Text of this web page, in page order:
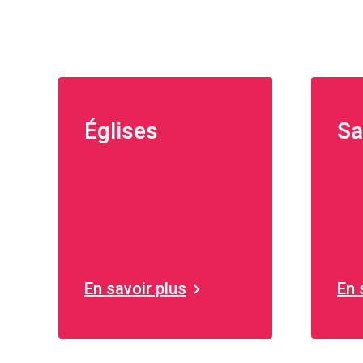
Églises
En savoir plus En